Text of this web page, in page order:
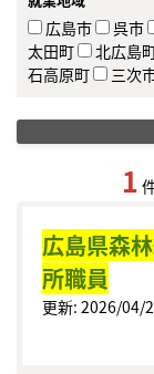
広島市 呉市
太田町
北広島
石高原町
三次
1
広島県森
所職員
更新: 2026/04/